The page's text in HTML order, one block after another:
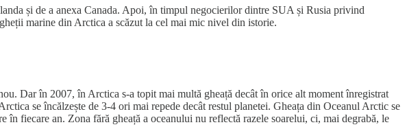
și de a anexa Canada. Apoi, în timpul negocierilor dintre SUA și Rusia privind
marine din Arctica a scăzut la cel mai mic nivel din istorie.
Dar în 2007, în Arctica s-a topit mai multă gheață decât în ​​orice alt moment înregistrat
se încălzește de 3-4 ori mai repede decât restul planetei. Gheața din Oceanul Arctic se
fiecare an. Zona fără gheață a oceanului nu reflectă razele soarelui, ci, mai degrabă, le